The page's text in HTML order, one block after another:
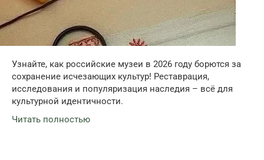
Узнайте, как российские музеи в 2026 году борются за
сохранение исчезающих культур! Реставрация,
исследования и популяризация наследия – всё для
культурной идентичности.
Читать полностью